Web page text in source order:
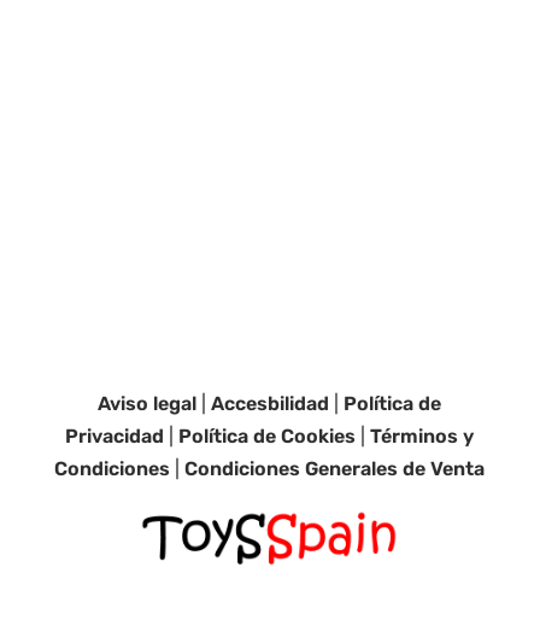
Aviso legal |Accesbilidad
Política de
Privacidad
Política de Cookies |Términos y
Condiciones |Condiciones Generales de Venta